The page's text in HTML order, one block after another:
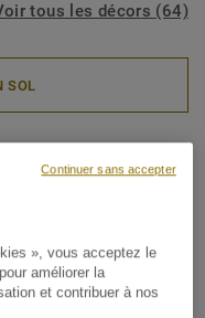
tous les décors (64)
SOL
Swan
vinyle ICONIK
idéale pour une
», vous acceptez le
améliorer la
et contribuer à nos
Continuer sans accepter